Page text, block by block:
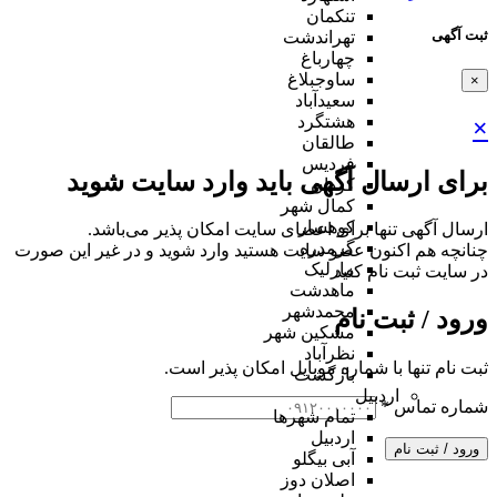
ثبت آگهی
×
×
برای ارسال آگهی باید وارد سایت شوید
ارسال آگهی تنها برای اعضای سایت امکان پذیر می‌باشد.
چنانچه هم‌ اکنون عضو سایت هستید وارد شوید و در غیر این صورت
در سایت ثبت نام کنید
ورود / ثبت نام
ثبت نام تنها با شماره موبایل امکان پذیر است.
شماره تماس*
ورود / ثبت نام
تنکمان
تهراندشت
چهارباغ
ساوجبلاغ
سعیدآباد
هشتگرد
طالقان
فردیس
کردان
کمال شهر
کوهسار
گرمدره
مارلیک
ماهدشت
محمدشهر
مشکین شهر
نظرآباد
بازگشت
اردبیل
تمام شهر‌ها
اردبیل
آبی بیگلو
اصلان دوز